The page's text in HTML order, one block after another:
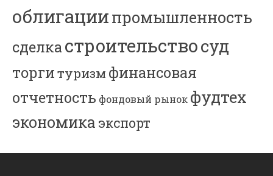
облигациипромышленность
сделкастроительствосуд
торгитуризм финансовая
отчетность фондовый рынок фудтех
экономика экспорт